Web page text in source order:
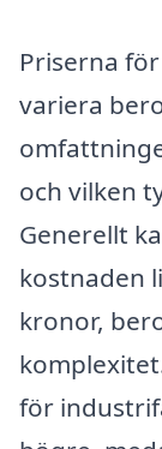
Priserna
variera
och vilken
Generellt
kostnaden
kronor,
för